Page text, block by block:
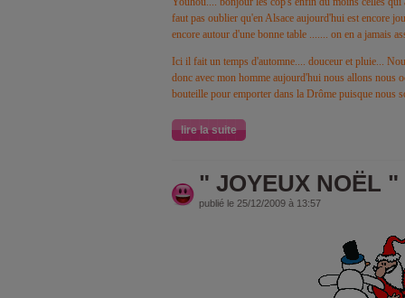
faut pas oublier qu'en Alsace aujourd'hui est encore
encore autour d'une bonne table ....... on en a jamais
Ici il fait un temps d'automne.... douceur et pluie...
donc avec mon homme aujourd'hui nous allons nous
bouteille pour emporter dans la Drôme puisque nous
lire la suite
" JOYEUX NOËL
publié le 25/12/2009 à 13:57